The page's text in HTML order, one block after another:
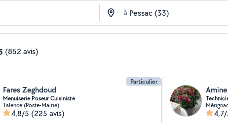
à
(852 avis)
Particulier
Fares Zeghdoud
Menuiserie Poseur Cuisiniste
Talence (Poste-Mairie)
4,8/5 (225 avis)